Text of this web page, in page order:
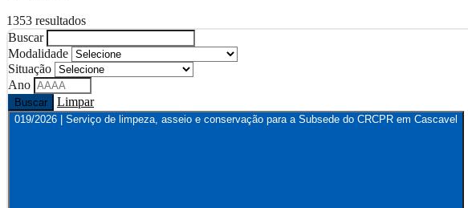
1353 resultados
Buscar
Modalidade
Situação
Ano
Buscar Limpar
019/2026 | Serviço de limpeza, asseio e conservação para a Subsede do CRCPR em Cascavel